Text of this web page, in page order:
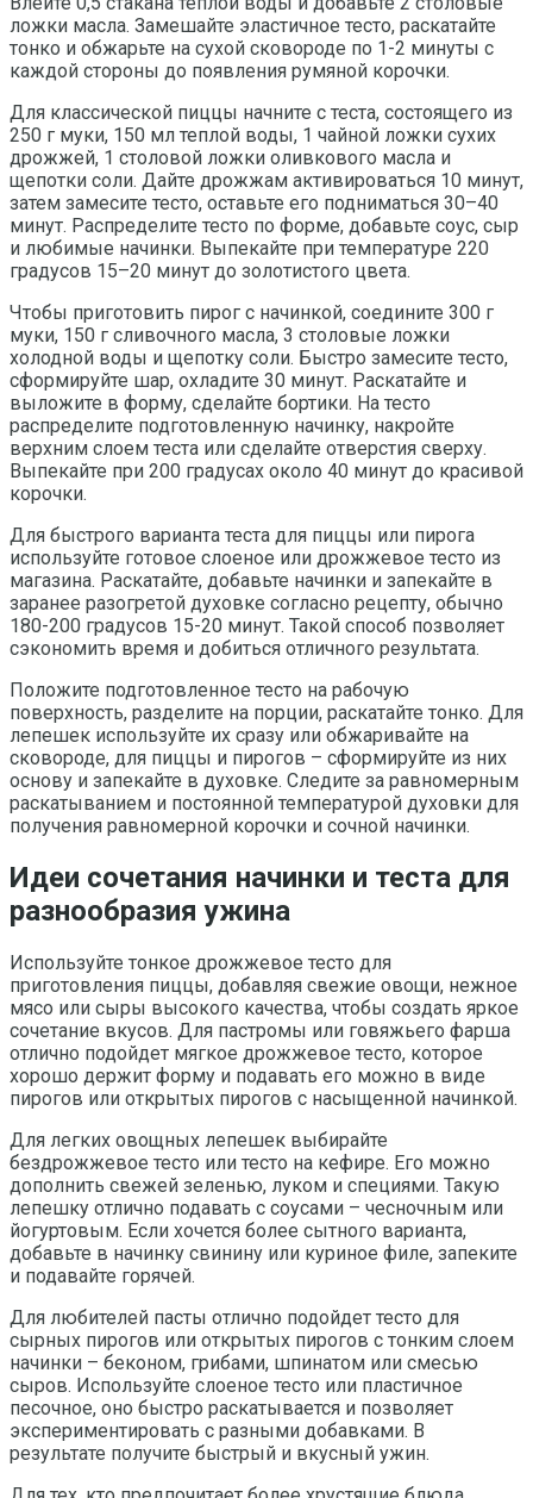
ложки масла. Замешайте эластичное тесто, раскатайте
тонко и обжарьте на сухой сковороде по 1-2 минуты с
каждой стороны до появления румяной корочки.
Для классической пиццы начните с теста, состоящего из
250 г муки, 150 мл теплой воды, 1 чайной ложки сухих
дрожжей, 1 столовой ложки оливкового масла и
щепотки соли. Дайте дрожжам активироваться 10 минут,
затем замесите тесто, оставьте его подниматься 30–40
минут. Распределите тесто по форме, добавьте соус, сыр
и любимые начинки. Выпекайте при температуре 220
градусов 15–20 минут до золотистого цвета.
Чтобы приготовить пирог с начинкой, соедините 300 г
муки, 150 г сливочного масла, 3 столовые ложки
холодной воды и щепотку соли. Быстро замесите тесто,
сформируйте шар, охладите 30 минут. Раскатайте и
выложите в форму, сделайте бортики. На тесто
распределите подготовленную начинку, накройте
верхним слоем теста или сделайте отверстия сверху.
Выпекайте при 200 градусах около 40 минут до красивой
корочки.
Для быстрого варианта теста для пиццы или пирога
используйте готовое слоеное или дрожжевое тесто из
магазина. Раскатайте, добавьте начинки и запекайте в
заранее разогретой духовке согласно рецепту, обычно
180-200 градусов 15-20 минут. Такой способ позволяет
сэкономить время и добиться отличного результата.
Положите подготовленное тесто на рабочую
поверхность, разделите на порции, раскатайте тонко. Для
лепешек используйте их сразу или обжаривайте на
сковороде, для пиццы и пирогов – сформируйте из них
основу и запекайте в духовке. Следите за равномерным
раскатыванием и постоянной температурой духовки для
получения равномерной корочки и сочной начинки.
Идеи сочетания начинки и теста для
разнообразия ужина
Используйте тонкое дрожжевое тесто для
приготовления пиццы, добавляя свежие овощи, нежное
мясо или сыры высокого качества, чтобы создать яркое
сочетание вкусов. Для пастромы или говяжьего фарша
отлично подойдет мягкое дрожжевое тесто, которое
хорошо держит форму и подавать его можно в виде
пирогов или открытых пирогов с насыщенной начинкой.
Для легких овощных лепешек выбирайте
бездрожжевое тесто или тесто на кефире. Его можно
дополнить свежей зеленью, луком и специями. Такую
лепешку отлично подавать с соусами – чесночным или
йогуртовым. Если хочется более сытного варианта,
добавьте в начинку свинину или куриное филе, запеките
и подавайте горячей.
Для любителей пасты отлично подойдет тесто для
сырных пирогов или открытых пирогов с тонким слоем
начинки – беконом, грибами, шпинатом или смесью
сыров. Используйте слоеное тесто или пластичное
песочное, оно быстро раскатывается и позволяет
экспериментировать с разными добавками. В
результате получите быстрый и вкусный ужин.